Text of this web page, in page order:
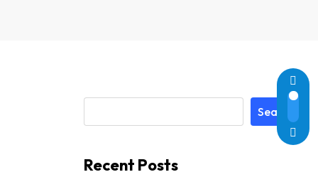
Search
Recent Posts